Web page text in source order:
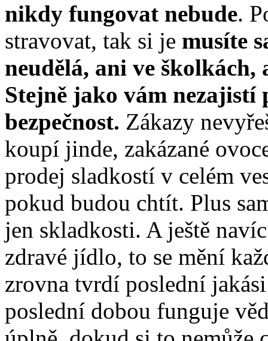
nikdy fungovat nebude.
stravovat, tak si je musíte
neudělá, ani ve
Stejně jako vám nezajistí
bezpečnost. Zákazy
koupí jinde, zakázané
prodej sladkostí v celém
pokud budou chtít. Plus
jen skladkosti. A ještě
zdravé jídlo, to se mění
zrovna tvrdí poslední
poslední dobou funguje